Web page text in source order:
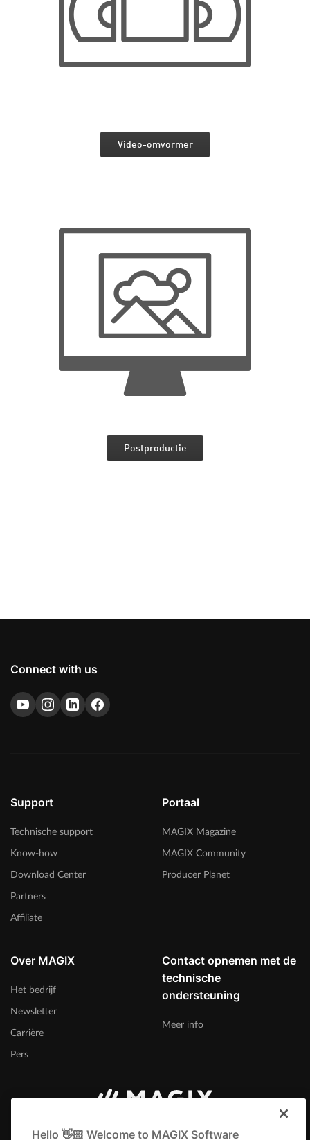
Video-omvormer
Postproductie
Connect with us
Support
Technische support
Know-how
Download Center
Partners
Affiliate
Portaal
MAGIX Magazine
MAGIX Community
Producer Planet
Over MAGIX
Het bedrijf
Newsletter
Carrière
Pers
Contact opnemen met de
technische
ondersteuning
Meer info
België (Nederlands)
Hello 👋🏻 Welcome to MAGIX Software